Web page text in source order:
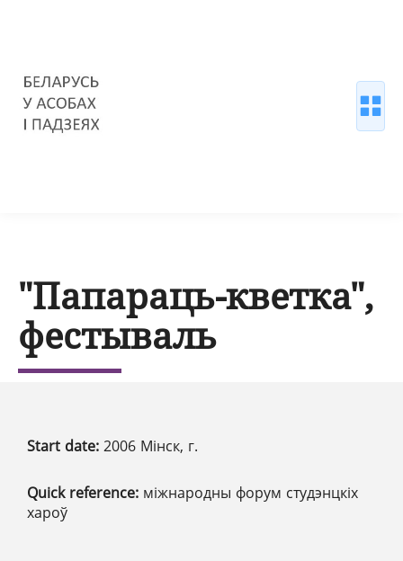
"Папараць-кветка",
фестываль
Start date: 2006 Мінск, г.
Quick reference: міжнародны форум студэнцкіх
хароў